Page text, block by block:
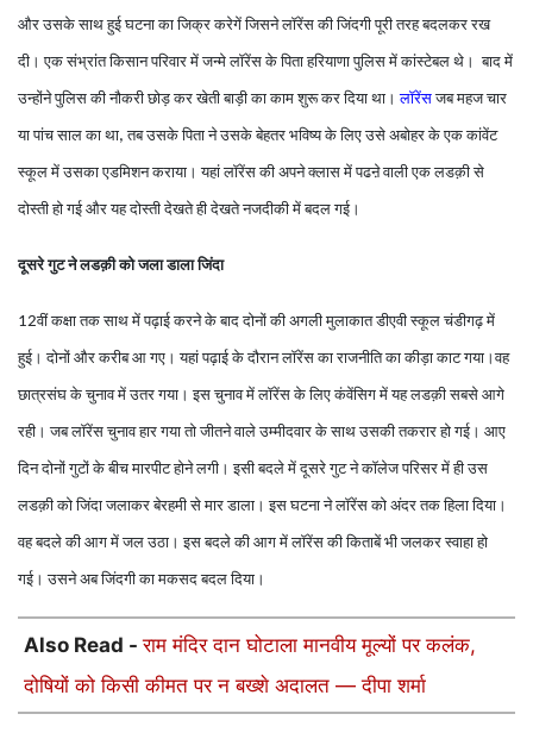
और उसके साथ हुई घटना का जिक्र करेगें जिसने लॉरेंस की जिंदगी पूरी तरह बदलकर रख
दी। एक संभ्रांत किसान परिवार में जन्मे लॉरेंस के पिता हरियाणा पुलिस में कांस्टेबल थे। बाद में
उन्होंने पुलिस की नौकरी छोड़ कर खेती बाड़ी का काम शुरू कर दिया था।लॉरेंसजब महज चार
या पांच साल का था,तब उसके पिता ने उसके बेहतर भविष्य के लिए उसे अबोहर के एक कांवेंट
स्कूल में उसका एडमिशन कराया। यहां लॉरेंस की अपने क्लास में पढऩे वाली एक लडक़ी से
दोस्ती हो गई और यह दोस्ती देखते ही देखते नजदीकी में बदल गई।
दूसरे गुट ने लडक़ी को जला डाला जिंदा
12वीं कक्षा तक साथ में पढ़ाई करने के बाद दोनों की अगली मुलाकात डीएवी स्कूल चंडीगढ़ में
हुई। दोनों और करीब आ गए। यहां पढ़ाई के दौरान लॉरेंस का राजनीति का कीड़ा काट गया।वह
छात्रसंघ के चुनाव में उतर गया। इस चुनाव में लॉरेंस के लिए कंवेंसिग में यह लडक़ी सबसे आगे
रही। जब लॉरेंस चुनाव हार गया तो जीतने वाले उम्मीदवार के साथ उसकी तकरार हो गई। आए
दिन दोनों गुटों के बीच मारपीट होने लगी। इसी बदले में दूसरे गुट ने कॉलेज परिसर में ही उस
लडक़ी को जिंदा जलाकर बेरहमी से मार डाला। इस घटना ने लॉरेंस को अंदर तक हिला दिया।
वह बदले की आग में जल उठा। इस बदले की आग में लॉरेंस की किताबें भी जलकर स्वाहा हो
गई। उसने अब जिंदगी का मकसद बदल दिया।
Also Read -राम मंदिर दान घोटाला मानवीय मूल्यों पर कलंक,
दोषियों को किसी कीमत पर न बख्शे अदालत — दीपा शर्मा